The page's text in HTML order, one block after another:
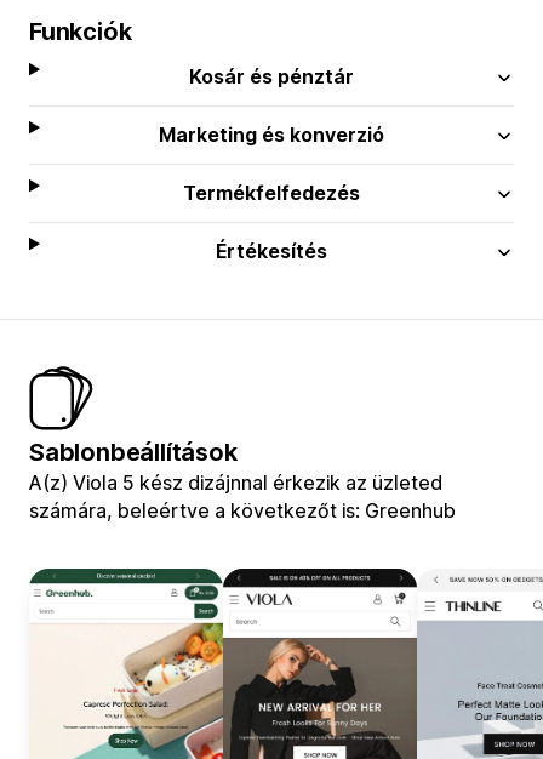
Funkciók
Kosár és pénztár
Marketing és konverzió
Termékfelfedezés
Értékesítés
Sablonbeállítások
A(z) Viola 5 kész dizájnnal érkezik az üzleted
számára, beleértve a következőt is: Greenhub